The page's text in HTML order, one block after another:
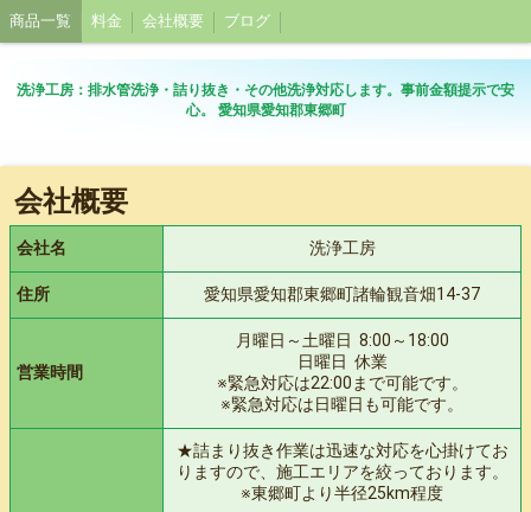
商品一覧 料金 会社概要 ブログ
洗浄工房：排水管洗浄・詰り抜き・その他洗浄対応します。事前金額提示で安
心。 愛知県愛知郡東郷町
会社概要
会社名 洗浄工房
住所 愛知県愛知郡東郷町諸輪観音畑14-37
営業時間
月曜日～土曜日 8:00～18:00
日曜日 休業
※緊急対応は22:00まで可能です。
※緊急対応は日曜日も可能です。
★詰まり抜き作業は迅速な対応を心掛けてお
りますので、施工エリアを絞っております。
※東郷町より半径25km程度